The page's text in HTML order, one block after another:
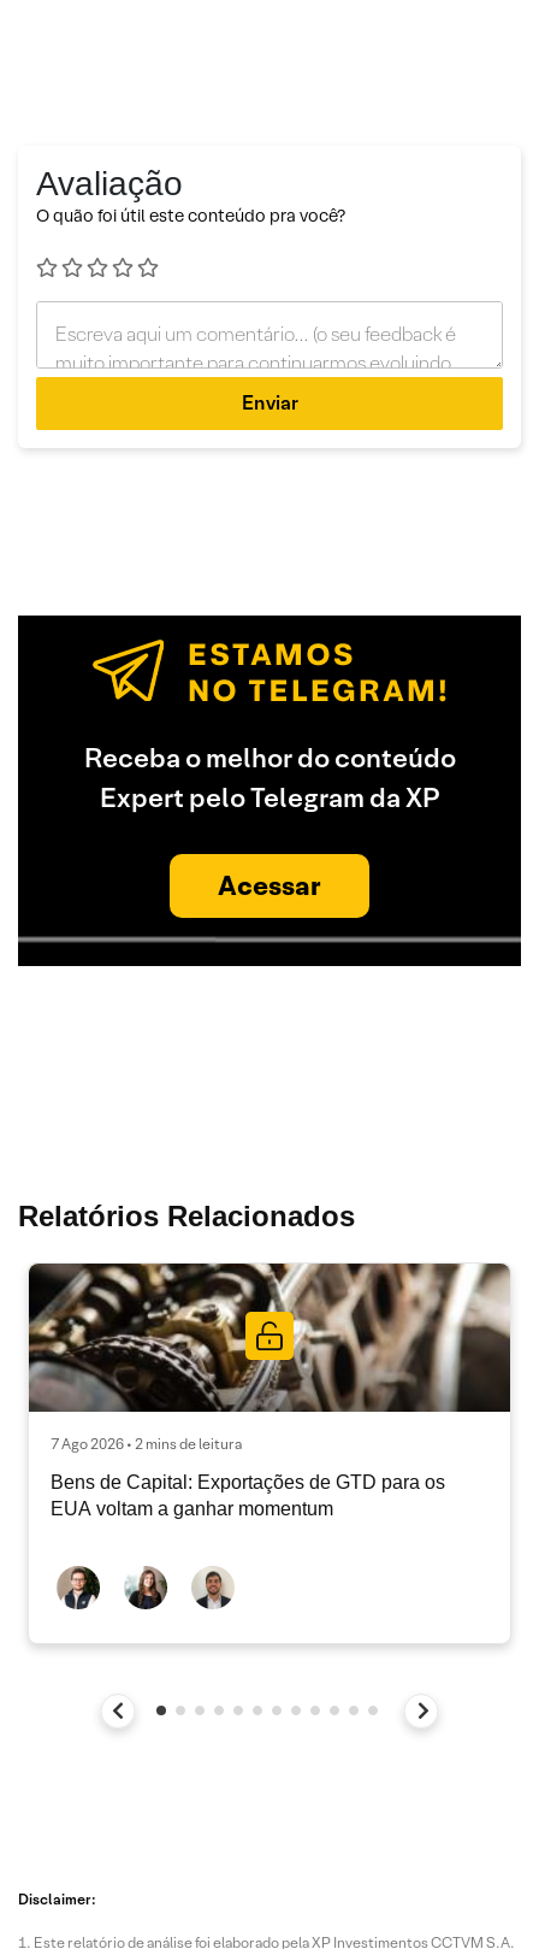
Avaliação
O quão foi útil este conteúdo pra você?
Enviar
Receba o melhor do conteúdo
Expert pelo Telegram da XP
Acessar
Relatórios Relacionados
7 Ago 2026 • 2 mins de leitura
Bens de Capital: Exportações de GTD para os
EUA voltam a ganhar momentum
Disclaimer:
Este relatório de análise foi elaborado pela XP Investimentos CCTVM S.A.